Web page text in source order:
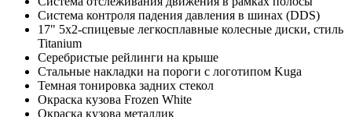
Система контроля падения давления в шинах (DDS)
17" 5x2-спицевые легкосплавные колесные диски, стиль
Titanium
Серебристые рейлинги на крыше
Стальные накладки на пороги с логотипом Kuga
Темная тонировка задних стекол
Окраска кузова Frozen White
Окраска кузова металлик